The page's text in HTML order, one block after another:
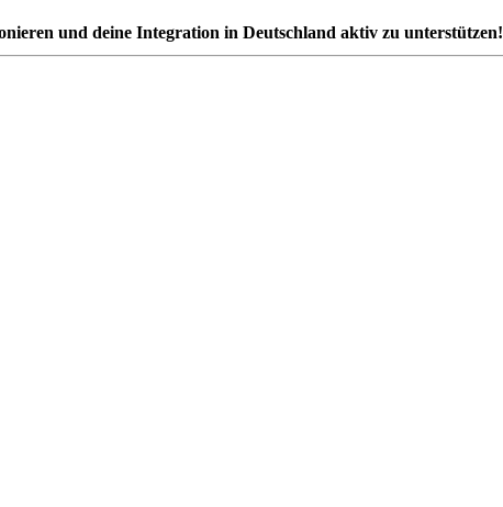
und deine Integration in Deutschland aktiv zu unterstützen!